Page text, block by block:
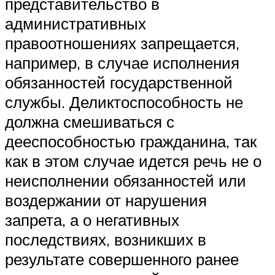
административных
правоотношениях запрещается,
например, в случае исполнения
обязанностей государственной
службы. Деликтоспособность не
должна смешиваться с
дееспособностью гражданина, так
как в этом случае идется речь не о
неисполнении обязанностей или
воздержании от нарушения
запрета, а о негативных
последствиях, возникших в
результате совершенного ранее